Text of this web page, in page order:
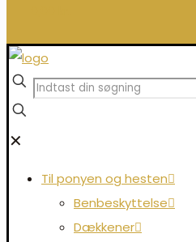
✕
Til ponyen og hesten
Benbeskyttelse
Dækkener